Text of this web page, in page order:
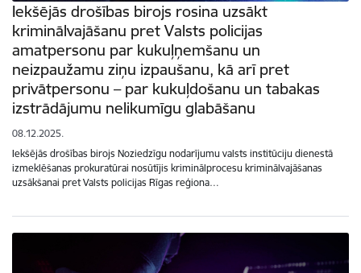
Iekšējās drošības birojs rosina uzsākt
kriminālvajāšanu pret Valsts policijas
amatpersonu par kukuļņemšanu un
neizpaužamu ziņu izpaušanu, kā arī pret
privātpersonu – par kukuļdošanu un tabakas
izstrādājumu nelikumīgu glabāšanu
08.12.2025.
Iekšējās drošības birojs Noziedzīgu nodarījumu valsts institūciju dienestā
izmeklēšanas prokuratūrai nosūtījis kriminālprocesu kriminālvajāšanas
uzsākšanai pret Valsts policijas Rīgas reģiona…